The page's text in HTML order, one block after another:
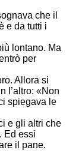
che il
e da tutti i
lontano. Ma
per
Allora si
l’altro: «Non
spiegava le
e gli altri che
Ed essi
il pane.